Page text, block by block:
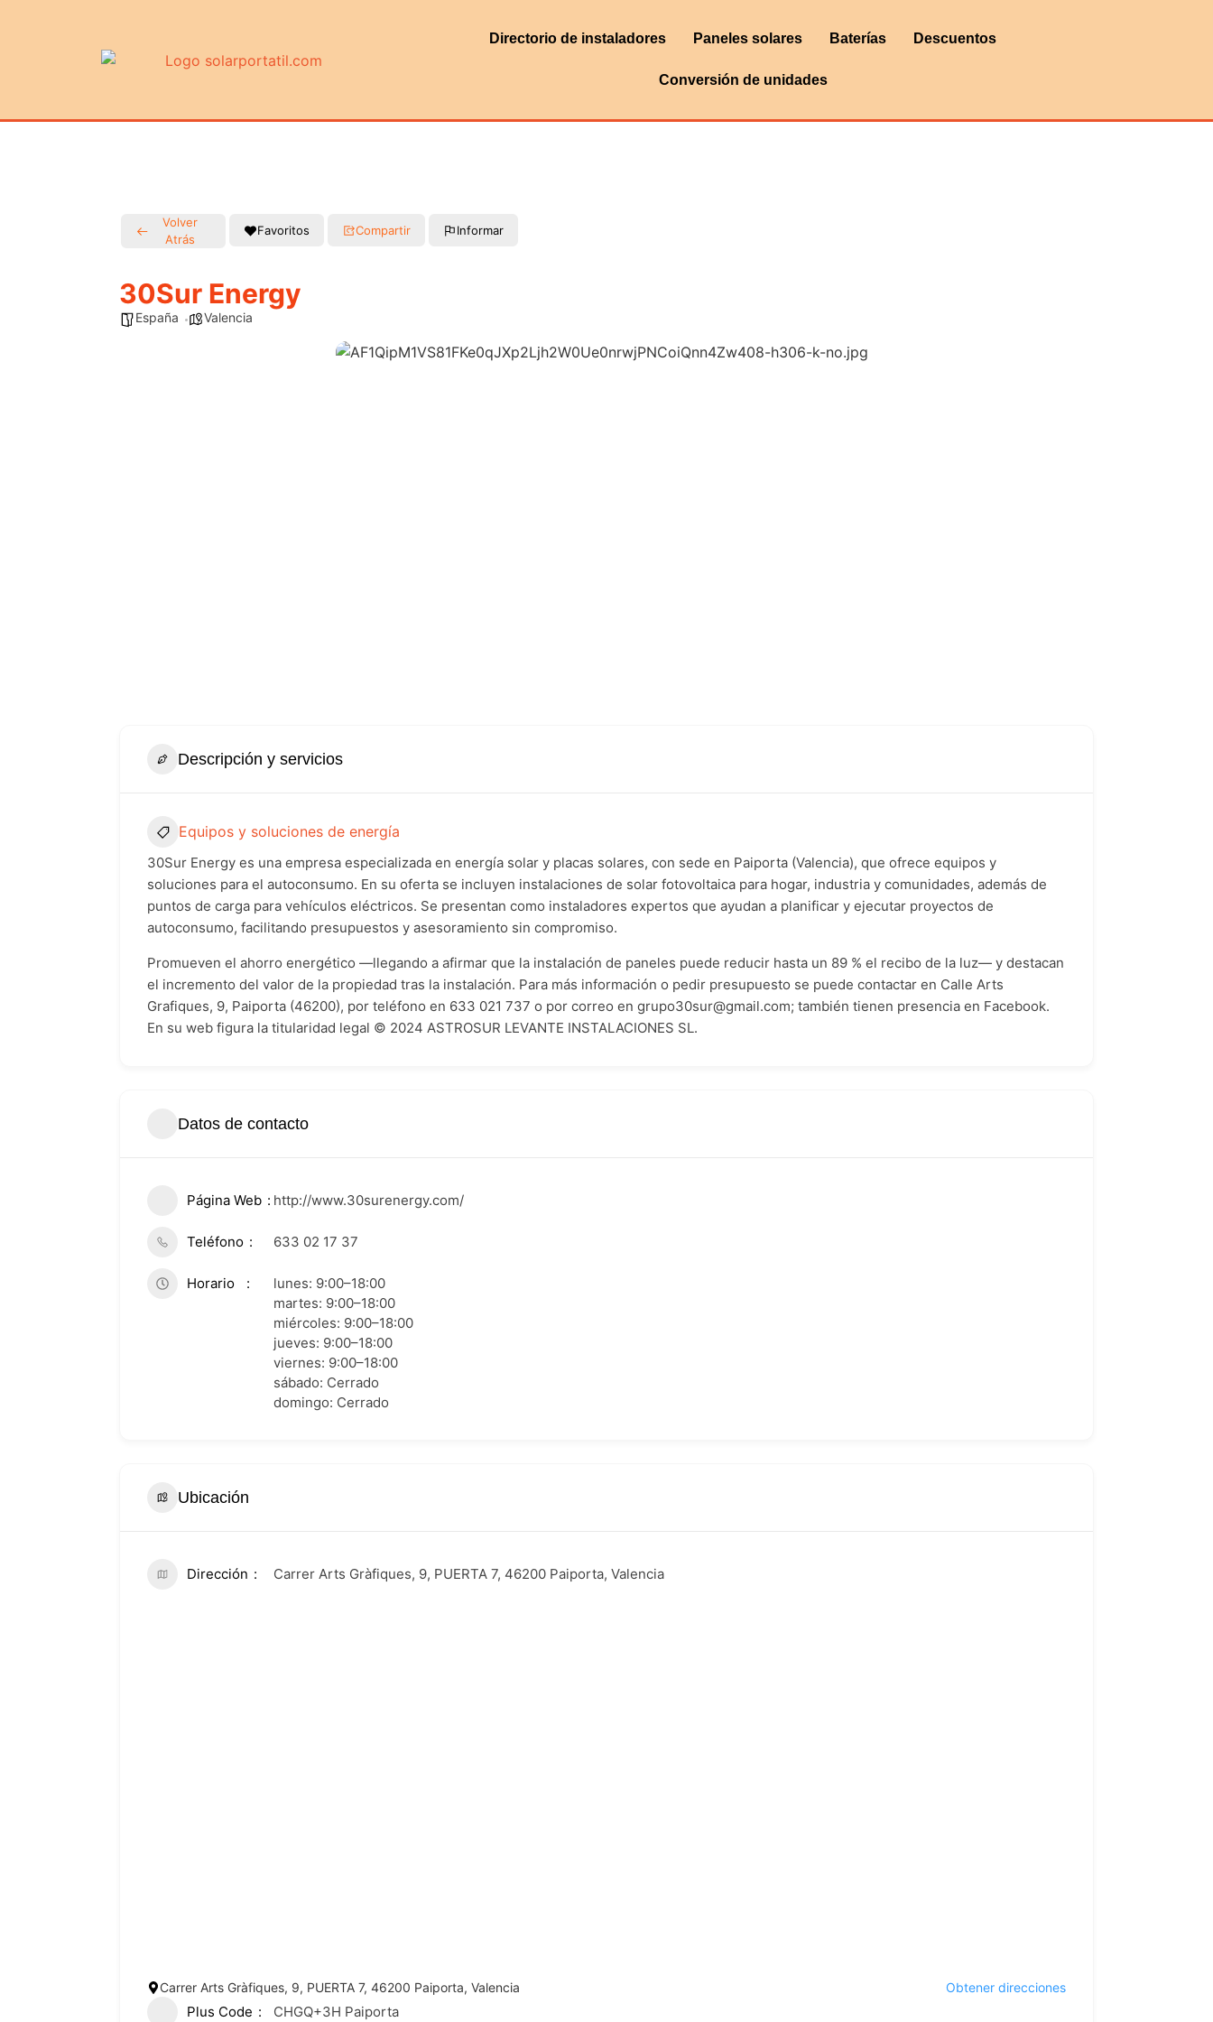
Directorio de instaladores Paneles solares Baterías Descuentos
Conversión de unidades
Volver
Atrás
Favoritos Compartir Informar
30Sur Energy
España Valencia
Descripción y servicios
Equipos y soluciones de energía
30Sur Energy es una empresa especializada en energía solar y placas solares, con sede en Paiporta (Valencia), que ofrece equipos y
soluciones para el autoconsumo. En su oferta se incluyen instalaciones de solar fotovoltaica para hogar, industria y comunidades, además de
puntos de carga para vehículos eléctricos. Se presentan como instaladores expertos que ayudan a planificar y ejecutar proyectos de
autoconsumo, facilitando presupuestos y asesoramiento sin compromiso.
Promueven el ahorro energético —llegando a afirmar que la instalación de paneles puede reducir hasta un 89 % el recibo de la luz— y destacan
el incremento del valor de la propiedad tras la instalación. Para más información o pedir presupuesto se puede contactar en Calle Arts
Grafiques, 9, Paiporta (46200), por teléfono en 633 021 737 o por correo en grupo30sur@gmail.com; también tienen presencia en Facebook.
En su web figura la titularidad legal © 2024 ASTROSUR LEVANTE INSTALACIONES SL.
Datos de contacto
Página Web http://www.30surenergy.com/
Teléfono 633 02 17 37
Horario
lunes: 9:00–18:00
martes: 9:00–18:00
miércoles: 9:00–18:00
jueves: 9:00–18:00
viernes: 9:00–18:00
sábado: Cerrado
domingo: Cerrado
Ubicación
Dirección Carrer Arts Gràfiques, 9, PUERTA 7, 46200 Paiporta, Valencia
Carrer Arts Gràfiques, 9, PUERTA 7, 46200 Paiporta, Valencia Obtener direcciones
Plus Code CHGQ+3H Paiporta